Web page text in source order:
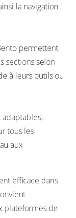
la navigation
permettent
sections selon
à leurs outils ou
adaptables,
tous les
aux
efficace dans
plateformes de